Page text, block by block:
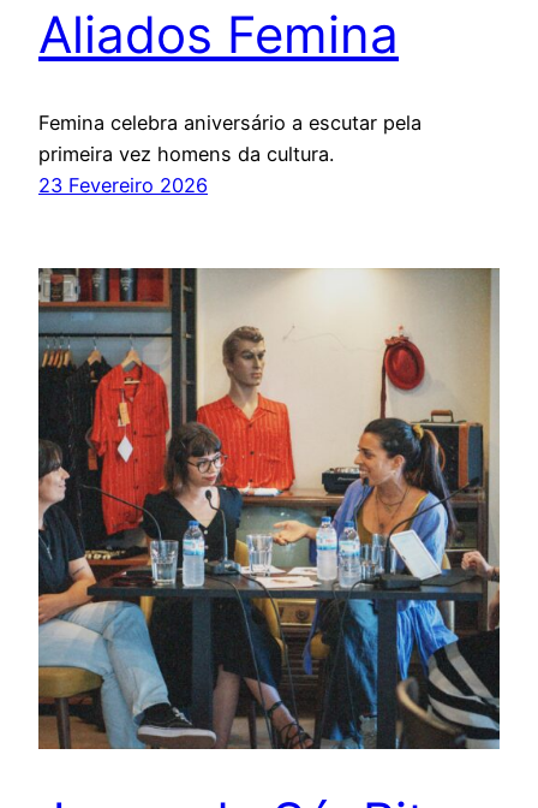
Aliados Femina
Femina celebra aniversário a escutar pela
primeira vez homens da cultura.
23 Fevereiro 2026